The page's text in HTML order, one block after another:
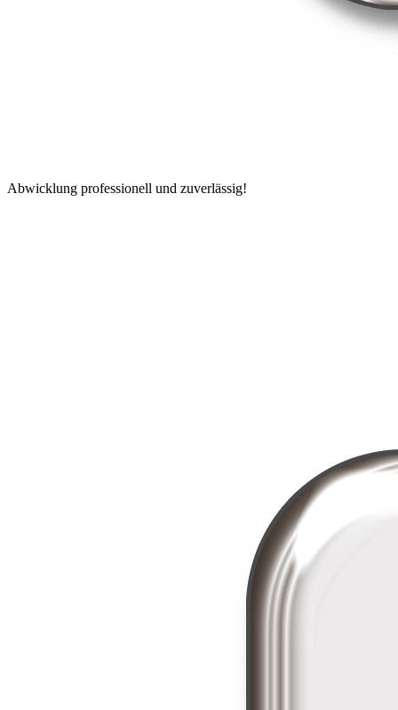
Abwicklung professionell und zuverlässig!